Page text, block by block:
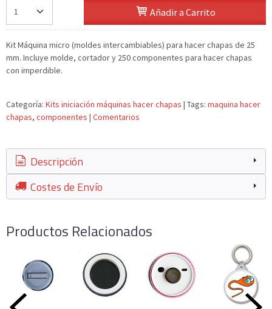
Añadir a Carrito
Kit Máquina micro (moldes intercambiables) para hacer chapas de 25
mm. Incluye molde, cortador y 250 componentes para hacer chapas
con imperdible.
Categoría: Kits iniciación máquinas hacer chapas | Tags: maquina hacer
chapas componentes | Comentarios
Descripción
Costes de Envío
Productos Relacionados